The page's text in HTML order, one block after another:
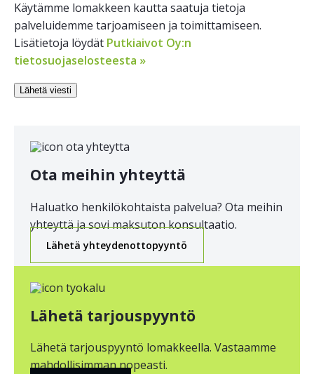
Käytämme lomakkeen kautta saatuja tietoja
palveluidemme tarjoamiseen ja toimittamiseen.
Lisätietoja löydät Putkiaivot Oy:n
tietosuojaselosteesta »
Ota meihin yhteyttä
Haluatko henkilökohtaista palvelua? Ota meihin
yhteyttä ja sovi maksuton konsultaatio.
Lähetä yhteydenottopyyntö
Lähetä tarjouspyyntö
Lähetä tarjouspyyntö lomakkeella. Vastaamme
mahdollisimman nopeasti.